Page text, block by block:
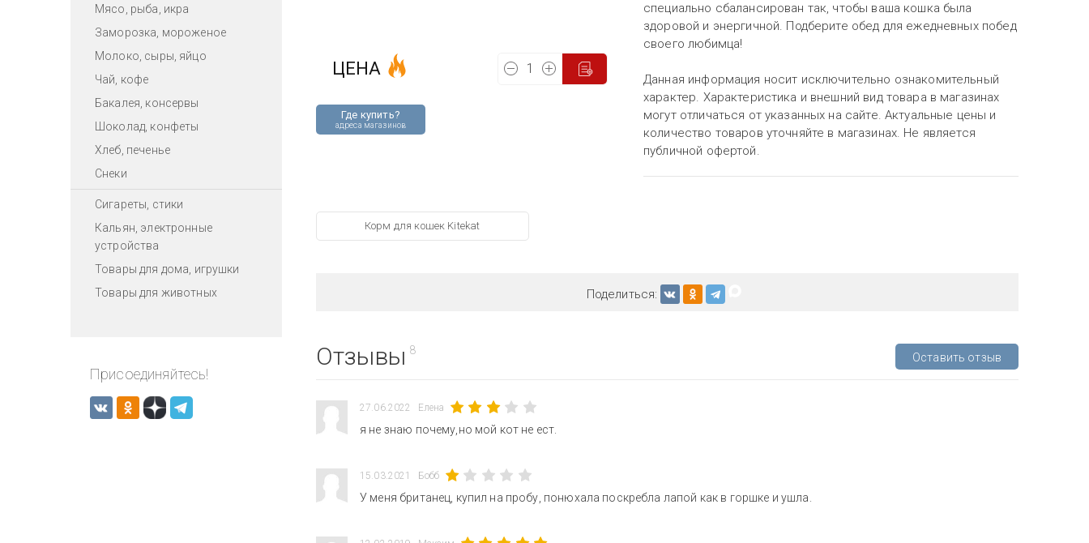
Мясо, рыба, икра
Заморозка, мороженое
Молоко, сыры, яйцо
Чай, кофе
Бакалея, консервы
Шоколад, конфеты
Хлеб, печенье
Снеки
Сигареты, стики
Кальян, электронные
устройства
Товары для дома, игрушки
Товары для животных
Присоединяйтесь!
Где купить?
адреса магазинов
ЦЕНА
специально сбалансирован так, чтобы ваша кошка была
здоровой и энергичной. Подберите обед для ежедневных побед
своего любимца!
Данная информация носит исключительно ознакомительный
характер. Характеристика и внешний вид товара в магазинах
могут отличаться от указанных на сайте. Актуальные цены и
количество товаров уточняйте в магазинах. Не является
публичной офертой.
Корм для кошек Kitekat
Поделиться:
Отзывы 8
Оставить отзыв
27.06.2022 Елена
я не знаю почему,но мой кот не ест.
15.03.2021 Бобб
У меня британец, купил на пробу, понюхала поскребла лапой как в горшке и ушла.